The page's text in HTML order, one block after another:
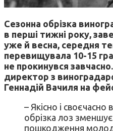
Сезонна обрізка
в перші тижні року,
уже й весна, середня
перевищувала 10-15
не прокинувся
директор з
Геннадій Вачиля на
– Якісно і своєчасно
обрізка лоз
пошкодження